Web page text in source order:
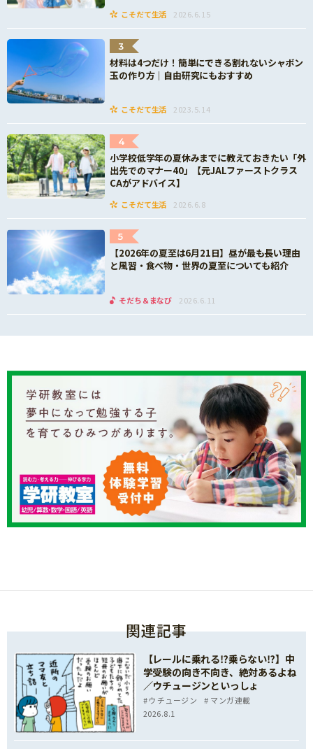
こそだて生活 2026.6.15
3
材料は4つだけ！簡単にできる割れないシャボン
玉の作り方｜自由研究にもおすすめ
こそだて生活 2023.5.14
4
小学校低学年の夏休みまでに教えておきたい「外
出先でのマナー40」【元JALファーストクラス
CAがアドバイス】
こそだて生活 2026.6.8
5
【2026年の夏至は6月21日】昼が最も長い理由
と風習・食べ物・世界の夏至についても紹介
そだち＆まなび 2026.6.11
関連記事
【レールに乗れる⁉乗らない⁉】中
学受験の向き不向き、絶対あるよね
／ウチュージンといっしょ
ウチュージン
マンガ連載
2026.8.1